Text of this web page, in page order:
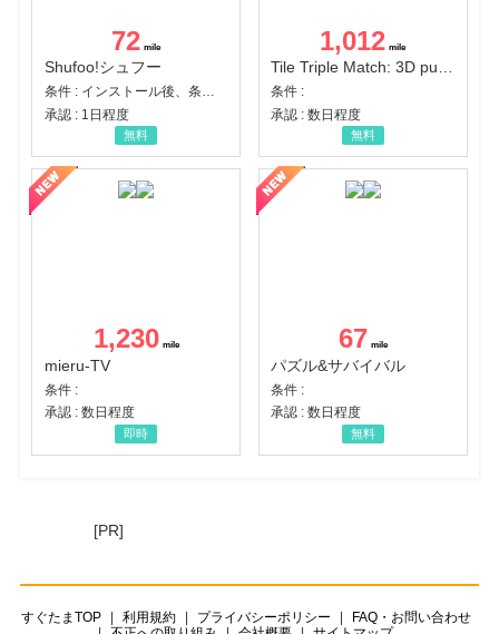
72
Shufoo!シュフー
条件 : インストール後、条件達成
承認 : 1日程度
無料
1,012
Tile Triple Match: 3D puzzle
条件 :
承認 : 数日程度
無料
1,230
mieru-TV
条件 :
承認 : 数日程度
即時
67
パズル&サバイバル
条件 :
承認 : 数日程度
無料
[PR]
すぐたまTOP 利用規約 プライバシーポリシー
FAQ・お問い合わせ